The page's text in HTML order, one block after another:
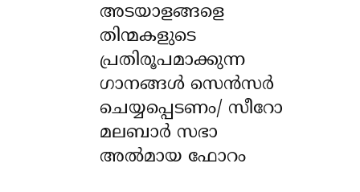
അടയാളങ്ങളെ
തിന്മകളുടെ
പ്രതിരൂപമാക്കുന്ന
ഗാനങ്ങൾ സെൻസർ
ചെയ്യപ്പെടണം/ സീറോ
മലബാർ സഭാ
അൽമായ ഫോറം